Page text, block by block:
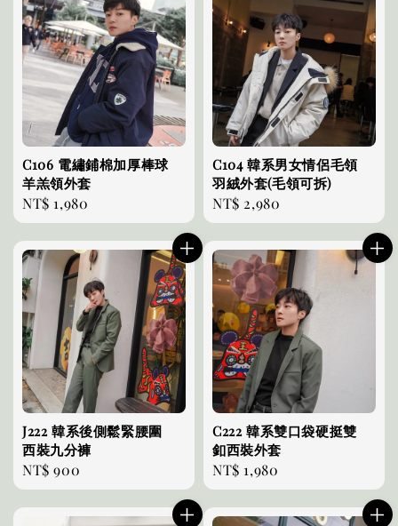
C106 電繡鋪棉加厚棒球
羊羔領外套
Regular
price
NT$ 1,980
C104 韓系男女情侶毛領
羽絨外套(毛領可拆)
Regular
price
NT$ 2,980
J222 韓系後側鬆緊腰圍
西裝九分褲
Regular
price
NT$ 900
C222 韓系雙口袋硬挺雙
釦西裝外套
Regular
price
NT$ 1,980